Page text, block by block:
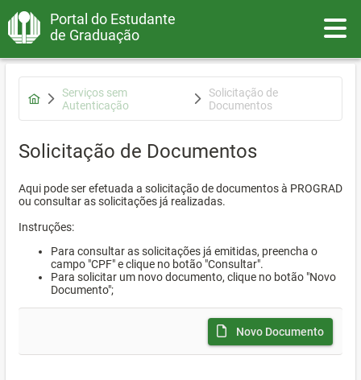
Portal do Estudante
de Graduação
Serviços sem
Autenticação
Solicitação de
Documentos
Solicitação de Documentos
Aqui pode ser efetuada a solicitação de documentos à PROGRAD
ou consultar as solicitações já realizadas.
Instruções:
Para consultar as solicitações já emitidas, preencha o
campo "CPF" e clique no botão "Consultar".
Para solicitar um novo documento, clique no botão "Novo
Documento";
Novo Documento